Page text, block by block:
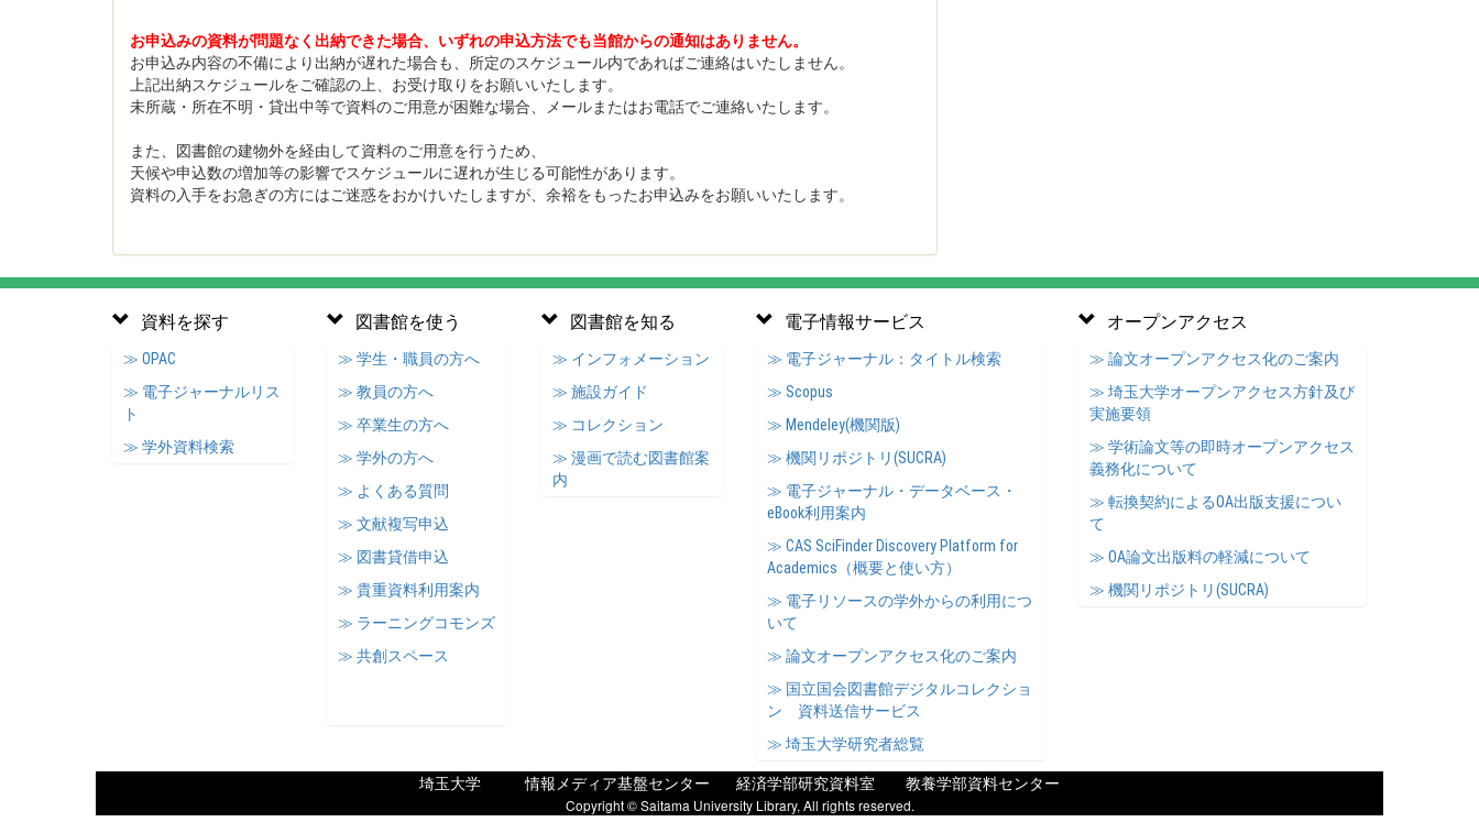
お申込みの資料が問題なく出納できた場合、いずれの申込方法でも当館からの通知はありません。
お申込み内容の不備により出納が遅れた場合も、所定のスケジュール内であればご連絡はいたしません。
上記出納スケジュールをご確認の上、お受け取りをお願いいたします。
未所蔵・所在不明・貸出中等で資料のご用意が困難な場合、メールまたはお電話でご連絡いたします。
また、図書館の建物外を経由して資料のご用意を行うため、
天候や申込数の増加等の影響でスケジュールに遅れが生じる可能性があります。
資料の入手をお急ぎの方にはご迷惑をおかけいたしますが、余裕をもったお申込みをお願いいたします。
資料を探す
≫ OPAC
≫ 電子ジャーナルリス
ト
≫ 学外資料検索
図書館を使う
≫ 学生・職員の方へ
≫ 教員の方へ
≫ 卒業生の方へ
≫ 学外の方へ
≫ よくある質問
≫ 文献複写申込
≫ 図書貸借申込
≫ 貴重資料利用案内
≫ ラーニングコモンズ
≫ 共創スペース
図書館を知る
≫ インフォメーション
≫ 施設ガイド
≫ コレクション
≫ 漫画で読む図書館案
内
電子情報サービス
≫ 電子ジャーナル：タイトル検索
≫ Scopus
≫ Mendeley(機関版)
≫ 機関リポジトリ(SUCRA)
≫ 電子ジャーナル・データベース・
eBook利用案内
≫ CAS SciFinder Discovery Platform for
Academics（概要と使い方）
≫ 電子リソースの学外からの利用につ
いて
≫ 論文オープンアクセス化のご案内
≫ 国立国会図書館デジタルコレクショ
ン 資料送信サービス
≫ 埼玉大学研究者総覧
オープンアクセス
≫ 論文オープンアクセス化のご案内
≫ 埼玉大学オープンアクセス方針及び
実施要領
≫ 学術論文等の即時オープンアクセス
義務化について
≫ 転換契約によるOA出版支援につい
て
≫ OA論文出版料の軽減について
≫ 機関リポジトリ(SUCRA)
埼玉大学 情報メディア基盤センター 経済学部研究資料室 教養学部資料センター
Copyright © Saitama University Library, All rights reserved.